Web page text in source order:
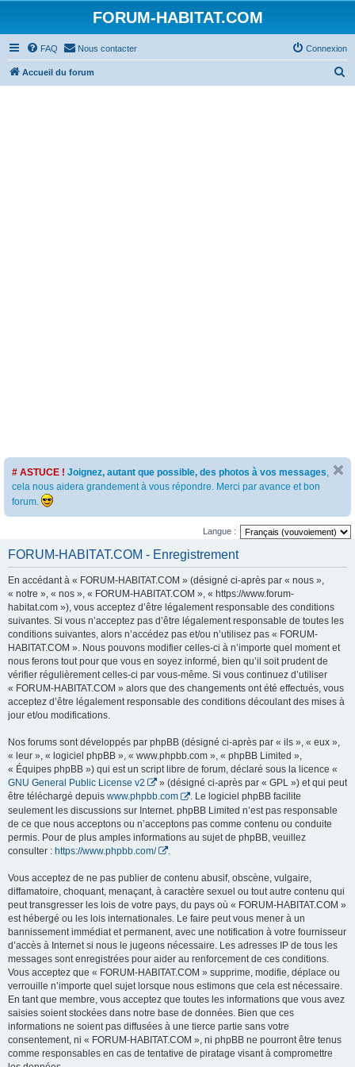
FORUM-HABITAT.COM
FAQ Nous contacter Connexion
Accueil du forum
# ASTUCE ! Joignez, autant que possible, des photos à vos messages,
cela nous aidera grandement à vous répondre. Merci par avance et bon
forum.
Langue :
FORUM-HABITAT.COM - Enregistrement
En accédant à « FORUM-HABITAT.COM » (désigné ci-après par « nous »,
« notre », « nos », « FORUM-HABITAT.COM », « https://www.forum-
habitat.com »), vous acceptez d’être légalement responsable des conditions
suivantes. Si vous n’acceptez pas d’être légalement responsable de toutes les
conditions suivantes, alors n’accédez pas et/ou n’utilisez pas « FORUM-
HABITAT.COM ». Nous pouvons modifier celles-ci à n’importe quel moment et
nous ferons tout pour que vous en soyez informé, bien qu’il soit prudent de
vérifier régulièrement celles-ci par vous-même. Si vous continuez d’utiliser
« FORUM-HABITAT.COM » alors que des changements ont été effectués, vous
acceptez d’être légalement responsable des conditions découlant des mises à
jour et/ou modifications.
Nos forums sont développés par phpBB (désigné ci-après par « ils », « eux »,
« leur », « logiciel phpBB », « www.phpbb.com », « phpBB Limited »,
« Équipes phpBB ») qui est un script libre de forum, déclaré sous la licence «
GNU General Public License v2
» (désigné ci-après par « GPL ») et qui peut
être téléchargé depuis www.phpbb.com
. Le logiciel phpBB facilite
seulement les discussions sur Internet. phpBB Limited n’est pas responsable
de ce que nous acceptons ou n’acceptons pas comme contenu ou conduite
permis. Pour de plus amples informations au sujet de phpBB, veuillez
consulter : https://www.phpbb.com/
Vous acceptez de ne pas publier de contenu abusif, obscène, vulgaire,
diffamatoire, choquant, menaçant, à caractère sexuel ou tout autre contenu qui
peut transgresser les lois de votre pays, du pays où « FORUM-HABITAT.COM »
est hébergé ou les lois internationales. Le faire peut vous mener à un
bannissement immédiat et permanent, avec une notification à votre fournisseur
d’accès à Internet si nous le jugeons nécessaire. Les adresses IP de tous les
messages sont enregistrées pour aider au renforcement de ces conditions.
Vous acceptez que « FORUM-HABITAT.COM » supprime, modifie, déplace ou
verrouille n’importe quel sujet lorsque nous estimons que cela est nécessaire.
En tant que membre, vous acceptez que toutes les informations que vous avez
saisies soient stockées dans notre base de données. Bien que ces
informations ne soient pas diffusées à une tierce partie sans votre
consentement, ni « FORUM-HABITAT.COM », ni phpBB ne pourront être tenus
comme responsables en cas de tentative de piratage visant à compromettre